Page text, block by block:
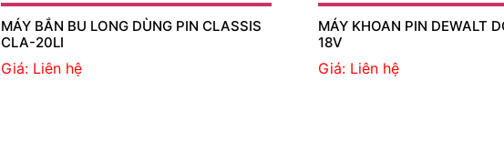
MÁY BẮN BU LONG DÙNG PIN CLASSIS
CLA-20LI
Giá: Liên hệ
MÁY KHOAN PIN DEWALT
18V
Giá: Liên hệ